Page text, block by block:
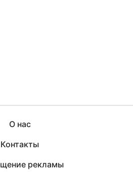
О нас
Контакты
рекламы